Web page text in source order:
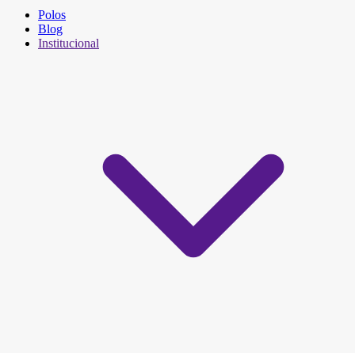
Polos
Blog
Institucional